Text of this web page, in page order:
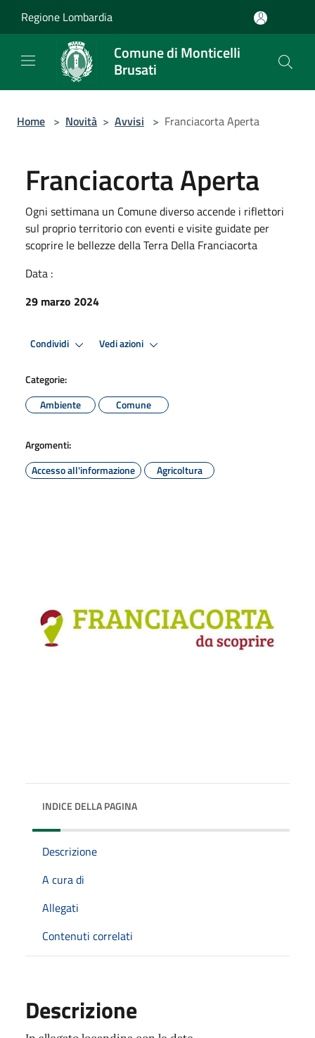
Regione Lombardia
Comune di Monticelli
Brusati
Home > Novità > Avvisi > Franciacorta Aperta
Franciacorta Aperta
Ogni settimana un Comune diverso accende i riflettori
sul proprio territorio con eventi e visite guidate per
scoprire le bellezze della Terra Della Franciacorta
Data :
29 marzo 2024
Condividi Vedi azioni
Categorie:
Ambiente
Comune
Argomenti:
Accesso all'informazione
Agricoltura
INDICE DELLA PAGINA
Descrizione
A cura di
Allegati
Contenuti correlati
Descrizione